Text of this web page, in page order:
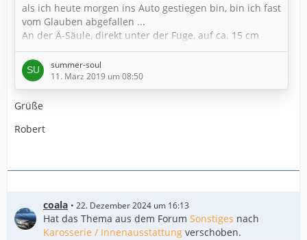
als ich heute morgen ins Auto gestiegen bin, bin ich fast
vom Glauben abgefallen ...
An der Ä-Säule, direkt unter der Fuge, auf ca. 15 cm
nach unten alles triefnass. Dann natürlich weiter
geschaut und auch bemerkt, dass der Teppich unter
der Fußmatte ziemlich nass ist und ich meine auch,
dass die A-Säule beim Übergang zum Armaturenbrett
ebenfalls feucht ist
Ben
summer-soul
11. März 2019 um 08:50
Grüße
Robert
coala 22. Dezember 2024 um 16:13
Hat das Thema aus dem Forum Sonstiges nach
Karosserie / Innenausstattung verschoben.